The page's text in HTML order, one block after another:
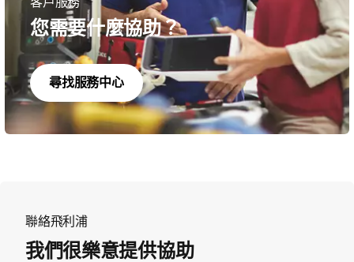
您需要什麼協助？
尋找服務中心
聯絡飛利浦
我們很樂意提供協助